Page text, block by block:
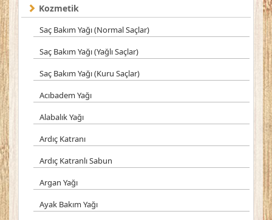
Kozmetik
Saç Bakım Yağı (Normal Saçlar)
Saç Bakım Yağı (Yağlı Saçlar)
Saç Bakım Yağı (Kuru Saçlar)
Acıbadem Yağı
Alabalık Yağı
Ardıç Katranı
Ardıç Katranlı Sabun
Argan Yağı
Ayak Bakım Yağı